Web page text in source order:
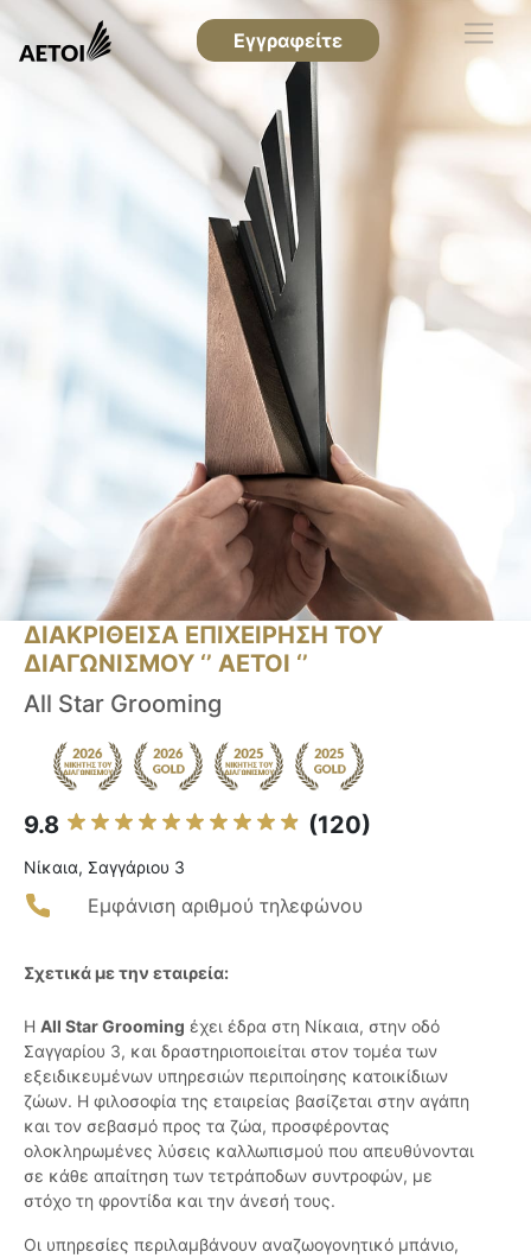
Εγγραφείτε
ΔΙΑΚΡΙΘΕΙΣΑ ΕΠΙΧΕΙΡΗΣΗ ΤΟΥ
ΔΙΑΓΩΝΙΣΜΟΥ ‘’ ΑΕΤΟΙ ‘’
All Star Grooming
9.8 (120)
Νίκαια, Σαγγάριου 3
Εμφάνιση αριθμού τηλεφώνου
Σχετικά με την εταιρεία:
Η All Star Grooming έχει έδρα στη Νίκαια, στην οδό
Σαγγαρίου 3, και δραστηριοποιείται στον τομέα των
εξειδικευμένων υπηρεσιών περιποίησης κατοικίδιων
ζώων. Η φιλοσοφία της εταιρείας βασίζεται στην αγάπη
και τον σεβασμό προς τα ζώα, προσφέροντας
ολοκληρωμένες λύσεις καλλωπισμού που απευθύνονται
σε κάθε απαίτηση των τετράποδων συντροφών, με
στόχο τη φροντίδα και την άνεσή τους.
Οι υπηρεσίες περιλαμβάνουν αναζωογονητικό μπάνιο,